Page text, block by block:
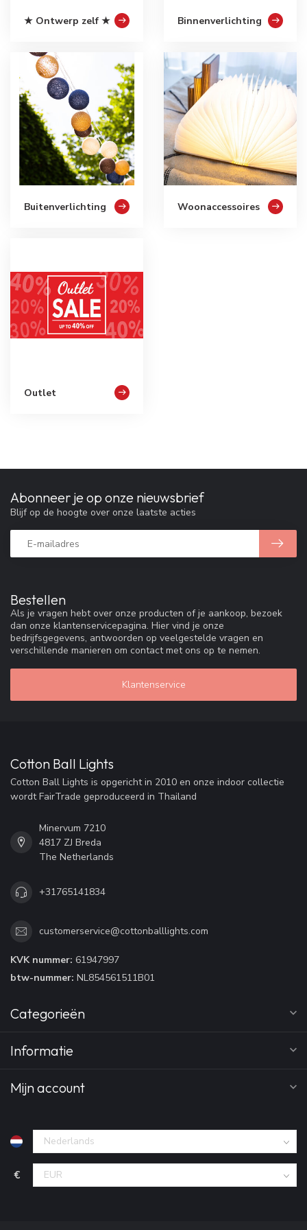
★ Ontwerp zelf ★ Binnenverlichting
Buitenverlichting Woonaccessoires
Outlet
Bestellen
Als je vragen hebt over onze producten of je aankoop, bezoek
dan onze klantenservicepagina. Hier vind je onze
bedrijfsgegevens, antwoorden op veelgestelde vragen en
verschillende manieren om contact met ons op te nemen.
Klantenservice
Abonneer je op onze nieuwsbrief
Blijf op de hoogte over onze laatste acties
Cotton Ball Lights
Cotton Ball Lights is opgericht in 2010 en onze indoor collectie
wordt FairTrade geproduceerd in Thailand
Minervum 7210
4817 ZJ Breda
The Netherlands
+31765141834
customerservice@cottonballlights.com
KVK nummer: 61947997
btw-nummer: NL854561511B01
Categorieën
Informatie
Mijn account
€